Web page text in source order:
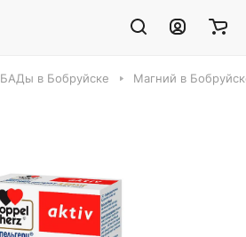
БАДы в Бобруйске Магний в